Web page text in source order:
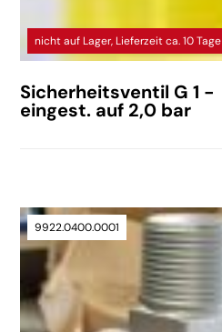
nicht auf Lager, Lieferzeit ca. 10 Tage
Sicherheitsventil G 1 -
eingest. auf 2,0 bar
9922.0400.0001